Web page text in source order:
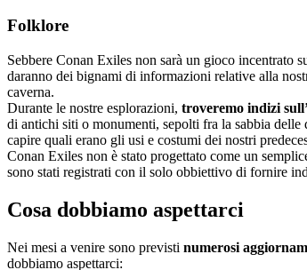
Folklore
Sebbere Conan Exiles non sarà un gioco incentrato
daranno dei bignami di informazioni relative alla
caverna.
Durante le nostre esplorazioni, troveremo indizi
di antichi siti o monumenti, sepolti fra la sabbia
capire quali erano gli usi e costumi dei nostri
Conan Exiles non è stato progettato come un
sono stati registrati con il solo obbiettivo di fornire
Cosa dobbiamo aspettarci
Nei mesi a venire sono previsti numerosi
dobbiamo aspettarci: